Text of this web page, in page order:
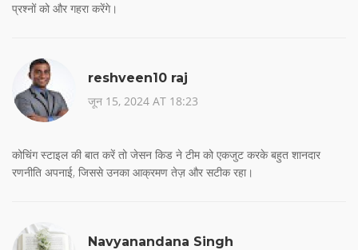
प्रश्नों को और गहरा करेंगे।
reshveen10 raj
जून 15, 2024 AT 18:23
कोचिंग स्टाइल की बात करें तो जेसन किड ने टीम को एकजुट करके बहुत शानदार
रणनीति अपनाई, जिससे उनका आक्रमण तेज़ और सटीक रहा।
Navyanandana Singh